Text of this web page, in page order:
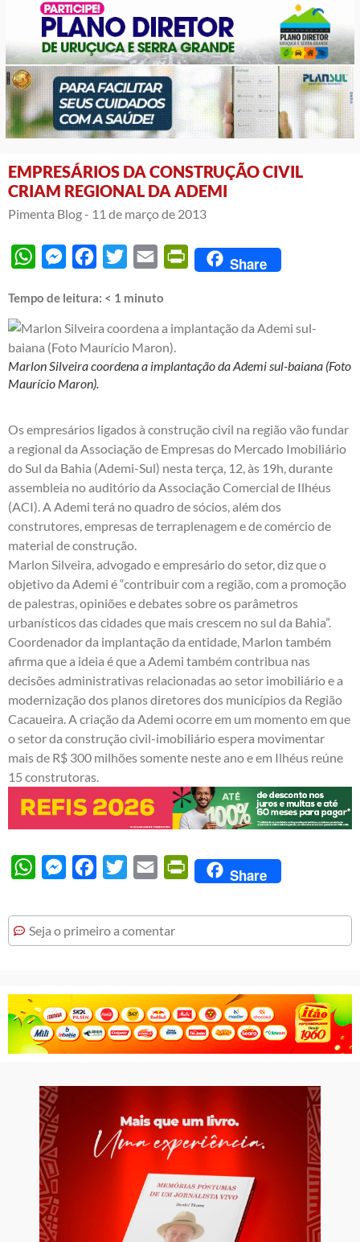
EMPRESÁRIOS DA CONSTRUÇÃO CIVIL
CRIAM REGIONAL DA ADEMI
Pimenta Blog - 11 de março de 2013
WhatsAppMessengerFacebook
Twitter Email PrintFriendly
Share
Tempo de leitura: < 1 minuto
Marlon Silveira coordena a implantação da Ademi sul-baiana (Foto
Maurício Maron).
Os empresários ligados à construção civil na região vão fundar
a regional da Associação de Empresas do Mercado Imobiliário
do Sul da Bahia (Ademi-Sul) nesta terça, 12, às 19h, durante
assembleia no auditório da Associação Comercial de Ilhéus
(ACI). A Ademi terá no quadro de sócios, além dos
construtores, empresas de terraplenagem e de comércio de
material de construção.
Marlon Silveira, advogado e empresário do setor, diz que o
objetivo da Ademi é “contribuir com a região, com a promoção
de palestras, opiniões e debates sobre os parâmetros
urbanísticos das cidades que mais crescem no sul da Bahia”.
Coordenador da implantação da entidade, Marlon também
afirma que a ideia é que a Ademi também contribua nas
decisões administrativas relacionadas ao setor imobiliário e a
modernização dos planos diretores dos municípios da Região
Cacaueira. A criação da Ademi ocorre em um momento em que
o setor da construção civil-imobiliário espera movimentar
mais de R$ 300 milhões somente neste ano e em Ilhéus reúne
15 construtoras.
WhatsAppMessengerFacebook
Twitter Email PrintFriendly
Share
Seja o primeiro a comentar